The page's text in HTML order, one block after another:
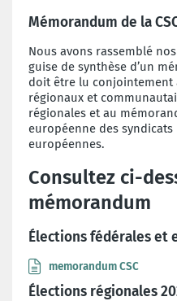
Mémorandum de la
Nous avons rassemblé
guise de synthèse d’un
doit être lu conjointement
régionaux et
régionales et au
européenne des
européennes.
Consultez ci-
mémorandum
Élections fédérales et
memorandum CSC
Élections régionales